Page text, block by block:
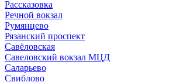
Рассказовка
Речной вокзал
Румянцево
Рязанский проспект
Савёловская
Савеловский вокзал МЦД
Саларьево
Свиблово